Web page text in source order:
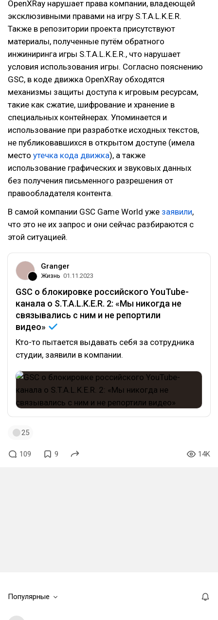
OpenXRay нарушает права компании, владеющей
эксклюзивными правами на игру S.T.A.L.K.E.R.
Также в репозитории проекта присутствуют
материалы, полученные путём обратного
инжиниринга игры S.T.A.L.K.E.R., что нарушает
условия использования игры. Согласно пояснению
GSC, в коде движка OpenXRay обходятся
механизмы защиты доступа к игровым ресурсам,
такие как сжатие, шифрование и хранение в
специальных контейнерах. Упоминается и
использование при разработке исходных текстов,
не публиковавшихся в открытом доступе (имела
место утечка кода движка), а также
использование графических и звуковых данных
без получения письменного разрешения от
правообладателя контента.
В самой компании GSC Game World уже заявили,
что это не их запрос и они сейчас разбираются с
этой ситуацией.
Granger
Жизнь 01.11.2023
GSC о блокировке российского YouTube-
канала о S.T.A.L.K.E.R. 2: «Мы никогда не
связывались с ним и не репортили
видео»
Кто-то пытается выдавать себя за сотрудника
студии, заявили в компании.
25
109 9 14K
Популярные